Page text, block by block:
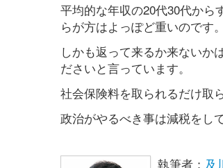
平均的な年収の20代30代から
らが方はよっぽど重いのです。
しかも返って来るか来ないか
ださいと言っています。
社会保険料を取られるだけ取
政治がやるべき事は減税をし
執筆者： 及